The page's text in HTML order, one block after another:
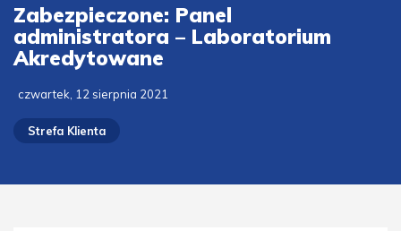
Zabezpieczone: Panel
administratora – Laboratorium
Akredytowane
czwartek, 12 sierpnia 2021
Strefa Klienta